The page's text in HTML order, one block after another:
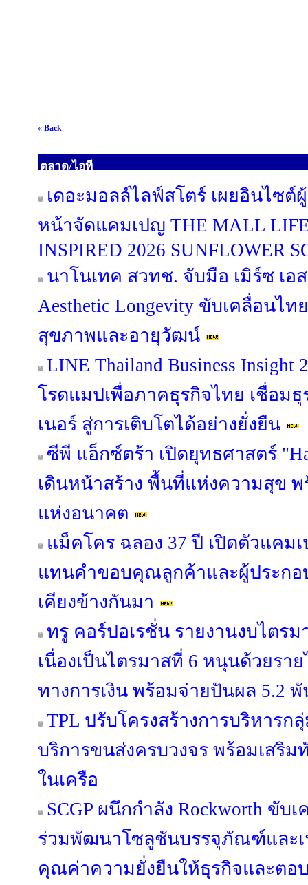
« Back
ตลาด/ไอที
เดอะมอลล์ไลฟ์สโตร์ เผยอินไซต์
หน้าจัดแคมเปญ THE MALL
INSPIRED 2026 SUNFLOWER
นาโนเทค สวทช. จับมือ เมิร์ซ เอ
Aesthetic Longevity ขับเคลื่อนไ
สุขภาพและอายุวัฒน์
LINE Thailand Business Insight
โรดแมปเพื่อภาคธุรกิจไทย เชื่อม
เนอร์ สู่การเติบโตได้อย่างยั่งยืน
ซีพี แอ็กซ์ตร้า เปิดยุทธศาสตร์
เดินหน้าสร้าง พื้นที่แห่งความสุข
แห่งอนาคต
แม็คโคร ฉลอง 37 ปี เปิดตัวแคม
แทนคำขอบคุณลูกค้าและผู้ประกอ
เคียงข้างกันมา
ทรู คอร์ปอเรชั่น รายงานงบไตรม
เนื่องเป็นไตรมาสที่ 6 หนุนด้วยรา
ทางการเงิน พร้อมจ่ายปันผล 5.2
TPL ปรับโครงสร้างการบริหาร
บริการขนส่งครบวงจร พร้อมเสริม
ในเครือ
SCGP ผนึกกำลัง Rockworth ขับ
ร่วมพัฒนาโซลูชันบรรจุภัณฑ์และเ
คุณค่าความยั่งยืนให้ธุรกิจและตอ